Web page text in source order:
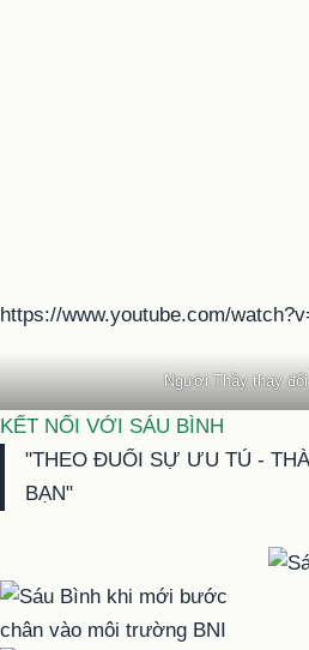
https://www.youtube.com/
Người Thầy thay
KẾT NỐI VỚI SÁU BÌNH
"THEO ĐUỔI SỰ ƯU TÚ -
BẠN"